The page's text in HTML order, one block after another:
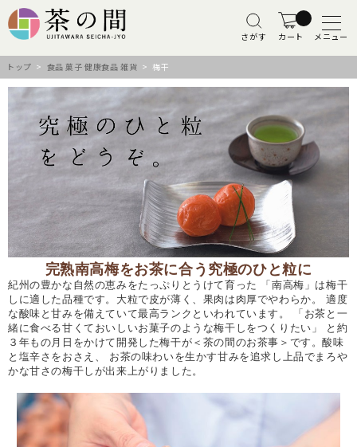
さがす カート メニュー
トップ > 食品 菓子 健康食品 雑貨 > 梅干
完熟南高梅をお茶に合う究極のひと粒に
紀州の豊かな自然の恵みをたっぷりとうけて育った 「南高梅」は梅干
しに適した品種です。大粒で皮が薄く、果肉は肉厚でやわらか。 適度
な酸味と甘みを備えていて最高ランクといわれています。 「お茶と一
緒に食べる甘くておいしいお菓子のような梅干しをつくりたい」 と約
３年もの月日をかけて開発した梅干が＜茶の間のお茶事＞です。酸味
と塩辛さをおさえ、 お茶の味わいを生かす甘みを追求し上品でまろや
かな甘さの梅干しが出来上がりました。